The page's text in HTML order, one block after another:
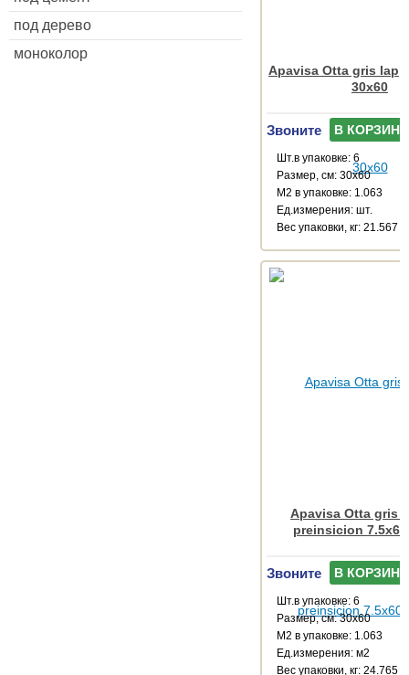
под дерево
моноколор
Apavisa Otta gris
30x60
Звоните В КОРЗИНУ
Шт.в упаковке: 6
Размер, см: 30x60
М2 в упаковке: 1.063
Ед.измерения: шт.
Веc упаковки, кг: 21.567
Apavisa Otta gris
preinsicion 7.5x60
Звоните В КОРЗИНУ
Шт.в упаковке: 6
Размер, см: 30x60
М2 в упаковке: 1.063
Ед.измерения: м2
Веc упаковки, кг: 24.765